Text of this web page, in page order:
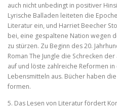
auch nicht unbedingt in positiver
Lyrische Balladen leiteten die
Literatur ein, und Harriet Beecher
bei, eine gespaltene Nation wegen
zu stürzen. Zu Beginn des 20.
Roman The Jungle die Schrecken
auf und löste zahlreiche Reformen
Lebensmitteln aus. Bücher haben
formen.
5. Das Lesen von Literatur fördert